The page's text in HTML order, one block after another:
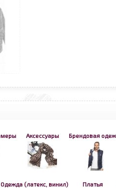
Аксессуары Брендовая
Одежда (латекс, винил) Платья